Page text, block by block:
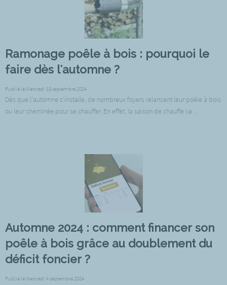
Ramonage poêle à bois : pourquoi le
faire dès l'automne ?
Publié le Mercredi 18 septembre 2024
Dès que l'automne s'installe, de nombreux foyers relancent leur poêle à bois
ou leur cheminée pour se chauffer. En effet, la saison de chauffe va ...
Automne 2024 : comment financer son
poêle à bois grâce au doublement du
déficit foncier ?
Publié le Mercredi 4 septembre 2024